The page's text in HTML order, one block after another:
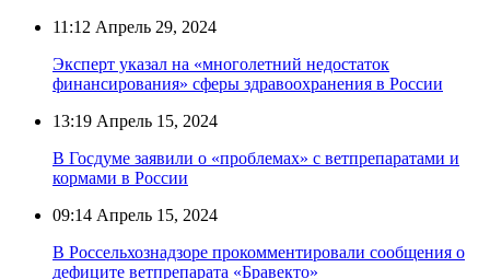
11:12 Апрель 29, 2024
Эксперт указал на «многолетний недостаток
финансирования» сферы здравоохранения в России
13:19 Апрель 15, 2024
В Госдуме заявили о «проблемах» с ветпрепаратами и
кормами в России
09:14 Апрель 15, 2024
В Россельхознадзоре прокомментировали сообщения о
дефиците ветпрепарата «Бравекто»